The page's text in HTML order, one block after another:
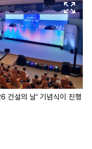
건설의 날' 기념식이 진행